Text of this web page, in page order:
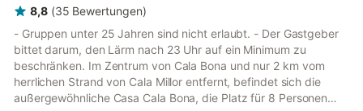
8,8 (35 Bewertungen)
- Gruppen unter 25 Jahren sind nicht erlaubt. - Der Gastgeber
bittet darum, den Lärm nach 23 Uhr auf ein Minimum zu
beschränken. Im Zentrum von Cala Bona und nur 2 km vom
herrlichen Strand von Cala Millor entfernt, befindet sich die
außergewöhnliche Casa Cala Bona, die Platz für 8 Personen